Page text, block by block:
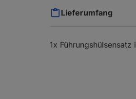
Lieferumfang
1x